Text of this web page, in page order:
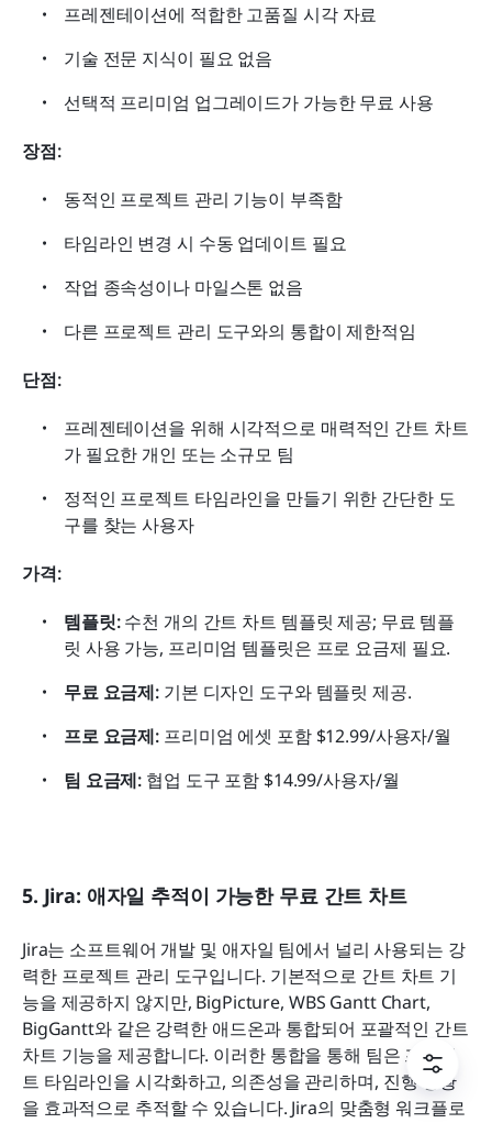
프레젠테이션에 적합한 고품질 시각 자료
기술 전문 지식이 필요 없음
선택적 프리미엄 업그레이드가 가능한 무료 사용
장점:
동적인 프로젝트 관리 기능이 부족함
타임라인 변경 시 수동 업데이트 필요
작업 종속성이나 마일스톤 없음
다른 프로젝트 관리 도구와의 통합이 제한적임
단점:
프레젠테이션을 위해 시각적으로 매력적인 간트 차트
가 필요한 개인 또는 소규모 팀
정적인 프로젝트 타임라인을 만들기 위한 간단한 도
구를 찾는 사용자
가격:
템플릿: 수천 개의 간트 차트 템플릿 제공; 무료 템플
릿 사용 가능, 프리미엄 템플릿은 프로 요금제 필요.
무료 요금제: 기본 디자인 도구와 템플릿 제공.
프로 요금제: 프리미엄 에셋 포함 $12.99/사용자/월
팀 요금제: 협업 도구 포함 $14.99/사용자/월
5. Jira: 애자일 추적이 가능한 무료 간트 차트
Jira는 소프트웨어 개발 및 애자일 팀에서 널리 사용되는 강
력한 프로젝트 관리 도구입니다. 기본적으로 간트 차트 기
능을 제공하지 않지만, BigPicture, WBS Gantt Chart,
BigGantt와 같은 강력한 애드온과 통합되어 포괄적인 간트
차트 기능을 제공합니다. 이러한 통합을 통해 팀은 프로젝
트 타임라인을 시각화하고, 의존성을 관리하며, 진행 상황
을 효과적으로 추적할 수 있습니다. Jira의 맞춤형 워크플로